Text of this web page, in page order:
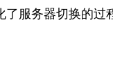
服务器切换的过